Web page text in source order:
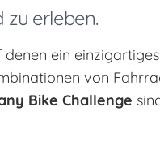
zu erleben.
denen ein
von
Bike Challenge